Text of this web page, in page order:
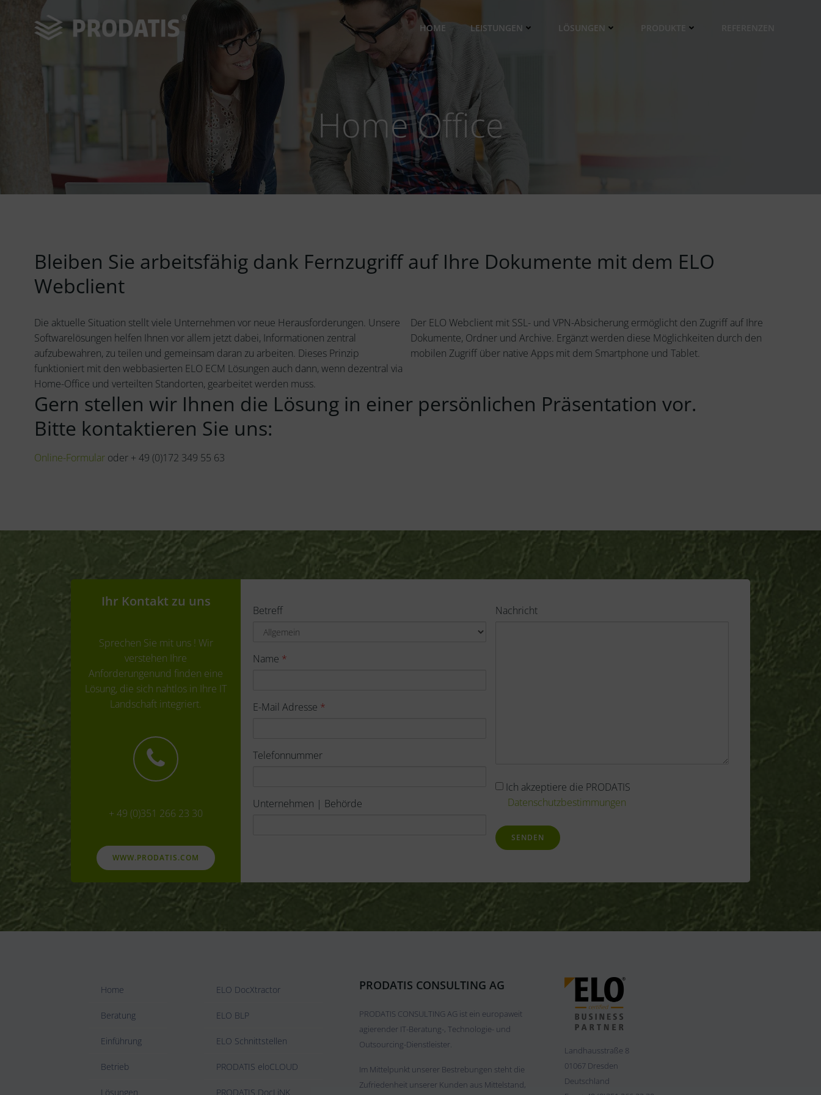
springen
HOME LEISTUNGEN LÖSUNGEN PRODUKTE
Home Office
Bleiben Sie arbeitsfähig dank Fernzugriff auf Ihre Dokumente mit dem ELO
Webclient
Die aktuelle Situation stellt viele Unternehmen vor neue Herausforderungen. Unsere
Softwarelösungen helfen Ihnen vor allem jetzt dabei, Informationen zentral
aufzubewahren, zu teilen und gemeinsam daran zu arbeiten. Dieses Prinzip
funktioniert mit den webbasierten ELO ECM Lösungen auch dann, wenn dezentral via
Home-Office und verteilten Standorten, gearbeitet werden muss.
Der ELO Webclient mit SSL- und VPN-Absicherung ermöglicht den Zugriff auf Ihre
Dokumente, Ordner und Archive. Ergänzt werden diese Möglichkeiten durch den
mobilen Zugriff über native Apps mit dem Smartphone und Tablet.
Gern stellen wir Ihnen die Lösung in einer persönlichen Präsentation vor.
Bitte kontaktieren Sie uns:
Online-Formular oder + 49 (0)172 349 55 63
Ihr Kontakt zu uns
Sprechen Sie mit uns ! Wir
verstehen Ihre
Anforderungenund finden eine
Lösung, die sich nahtlos in Ihre IT
Landschaft integriert.
+ 49 (0)351 266 23 30
WWW.PRODATIS.COM
Betreff
Name *
E-Mail Adresse *
Telefonnummer
Unternehmen | Behörde
Nachricht
Akzeptanz
der
PRODATIS
Datenschutzbestimmungen
Ich akzeptiere die PRODATIS
Datenschutzbestimmungen
Home
Beratung
Einführung
Betrieb
Lösungen
ELO DocXtractor
ELO BLP
ELO Schnittstellen
PRODATIS eloCLOUD
PRODATIS DocLiNK
PRODATIS CONSULTING AG
PRODATIS CONSULTING AG ist ein europaweit
agierender IT-Beratung-, Technologie- und
Outsourcing-Dienstleister.
Im Mittelpunkt unserer Bestrebungen steht die
Zufriedenheit unserer Kunden aus Mittelstand,
Landhausstraße 8
01067 Dresden
Deutschland